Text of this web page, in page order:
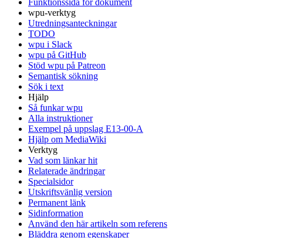
Funktionssida för dokument
wpu-verktyg
Utredningsanteckningar
TODO
wpu i Slack
wpu på GitHub
Stöd wpu på Patreon
Semantisk sökning
Sök i text
Hjälp
Så funkar wpu
Alla instruktioner
Exempel på uppslag E13-00-A
Hjälp om MediaWiki
Verktyg
Vad som länkar hit
Relaterade ändringar
Specialsidor
Utskriftsvänlig version
Permanent länk
Sidinformation
Använd den här artikeln som referens
Bläddra genom egenskaper